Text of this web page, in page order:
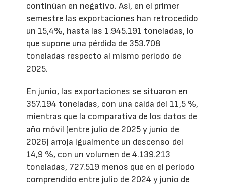
continúan en negativo. Así, en el primer
semestre las exportaciones han retrocedido
un 15,4%, hasta las 1.945.191 toneladas, lo
que supone una pérdida de 353.708
toneladas respecto al mismo período de
2025.
En junio, las exportaciones se situaron en
357.194 toneladas, con una caída del 11,5 %,
mientras que la comparativa de los datos de
año móvil (entre julio de 2025 y junio de
2026) arroja igualmente un descenso del
14,9 %, con un volumen de 4.139.213
toneladas, 727.519 menos que en el periodo
comprendido entre julio de 2024 y junio de